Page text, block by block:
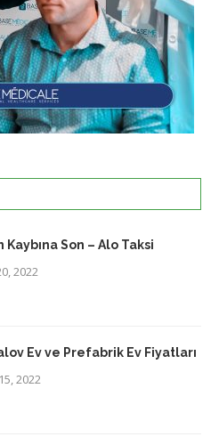
Kaybına Son – Alo Taksi
2022
Ev ve Prefabrik Ev Fiyatları
2022